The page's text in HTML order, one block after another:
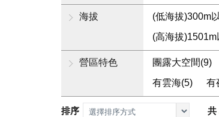
海拔 (低海拔)300m
(高海拔)1501m
營區特色 團露大空間(9)
有雲海(5)
有
排序 共